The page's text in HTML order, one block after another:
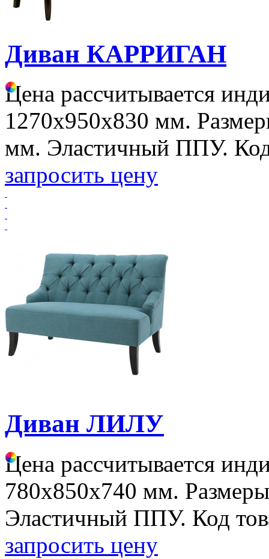
Диван КАРРИГАН
Цена рассчитывается
1270х950х830 мм.
мм. Эластичный ППУ. Код
запросить цену
Диван ЛИЛУ
Цена рассчитывается
780х850х740 мм.
Эластичный ППУ. Код
запросить цену